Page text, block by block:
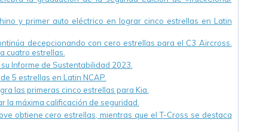
y primer auto eléctrico en lograr cinco estrellas en Latin
decepcionando con cero estrellas para el C3 Aircross.
cuatro estrellas.
Informe de Sustentabilidad 2023.
5 estrellas en Latin NCAP.
las primeras cinco estrellas para Kia.
la máxima calificación de seguridad.
obtiene cero estrellas, mientras que el T-Cross se destaca